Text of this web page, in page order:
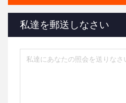
私達を郵送しなさい